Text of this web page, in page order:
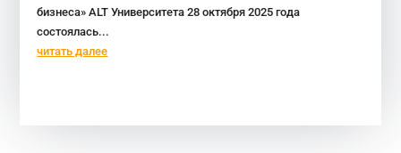
бизнеса» ALT Университета 28 октября 2025 года
состоялась...
читать далее